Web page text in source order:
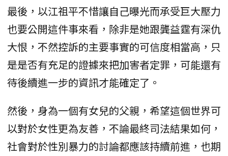
最後，以江祖平不惜讓自己曝光而承受巨大壓力
也要公開這件事來看，除非是她跟龔益霆有深仇
大恨，不然控訴的主要事實的可信度相當高，只
是是否有充足的證據來把加害者定罪，可能還有
待後續進一步的資訊才能確定了。
然後，身為一個有女兒的父親，希望這個世界可
以對於女性更為友善，不論最終司法結果如何，
社會對於性別暴力的討論都應該持續前進，也期